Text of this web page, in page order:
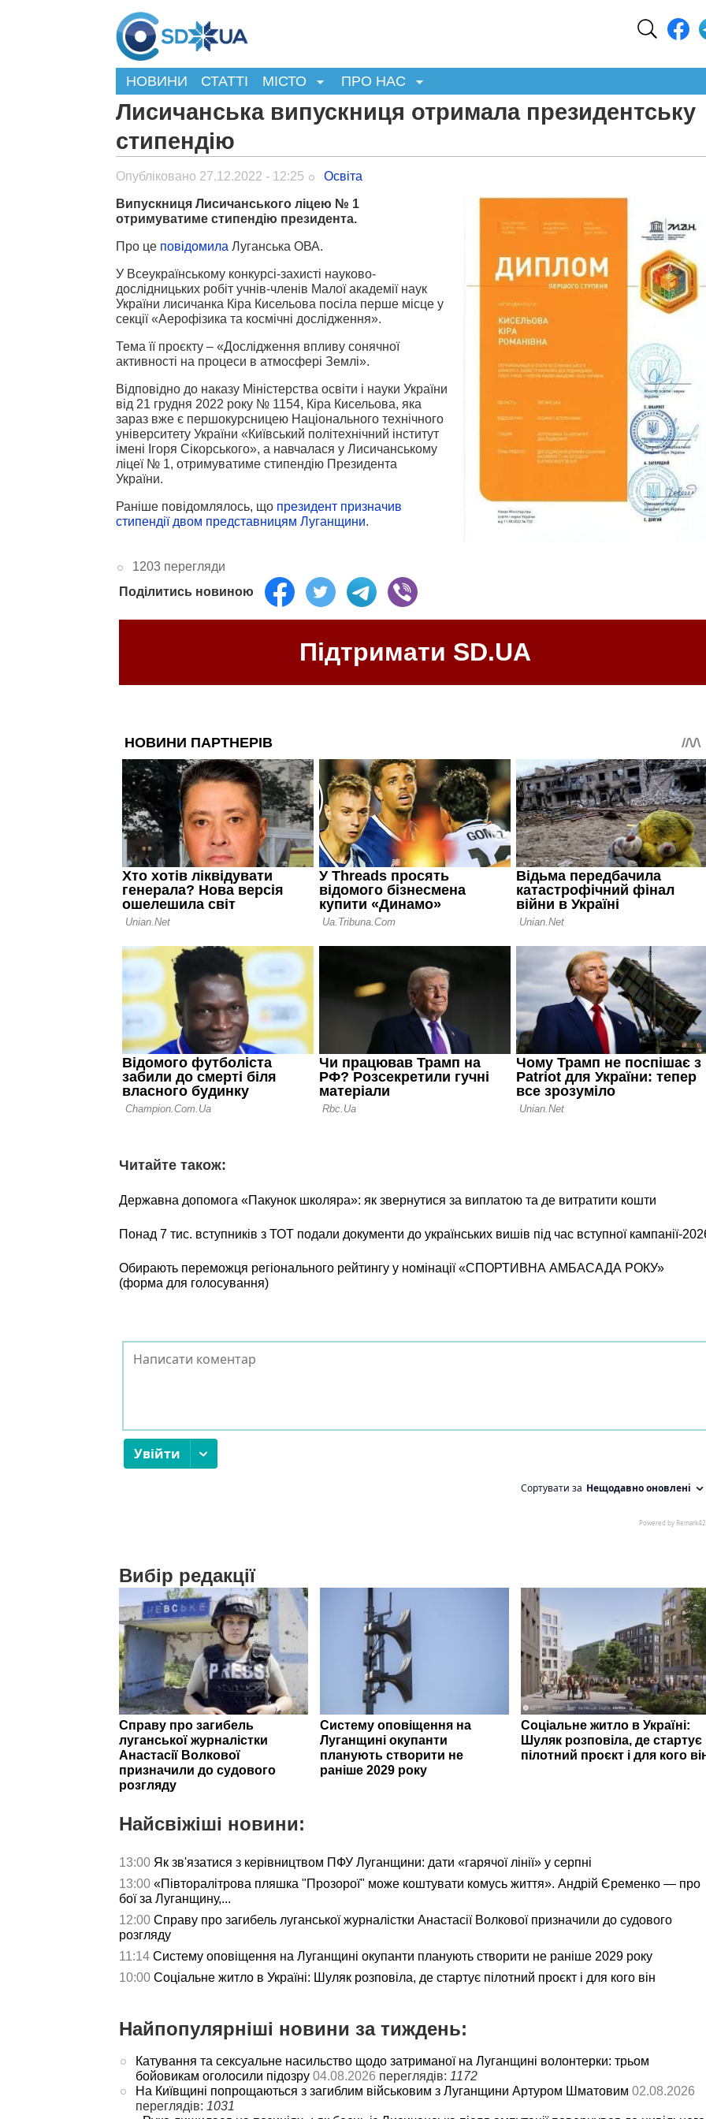
НОВИНИ СТАТТІ МІСТО ПРО НАС
Лисичанська випускниця отримала президентську
стипендію
Опубліковано 27.12.2022 - 12:25 Освіта
Випускниця Лисичанського ліцею № 1
отримуватиме стипендію президента.
Про це повідомила Луганська ОВА.
У Всеукраїнському конкурсі-захисті науково-
дослідницьких робіт учнів-членів Малої академії наук
України лисичанка Кіра Кисельова посіла перше місце у
секції «Аерофізика та космічні дослідження».
Тема її проєкту – «Дослідження впливу сонячної
активності на процеси в атмосфері Землі».
Відповідно до наказу Міністерства освіти і науки України
від 21 грудня 2022 року № 1154, Кіра Кисельова, яка
зараз вже є першокурсницею Національного технічного
університету України «Київський політехнічний інститут
імені Ігоря Сікорського», а навчалася у Лисичанському
ліцеї № 1, отримуватиме стипендію Президента
України.
Раніше повідомлялось, що президент призначив
стипендії двом представницям Луганщини.
1203 перегляди
Поділитись новиною
Підтримати SD.UA
Читайте також:
Державна допомога «Пакунок школяра»: як звернутися за виплатою та де витратити кошти
Понад 7 тис. вступників з ТОТ подали документи до українських вишів під час вступної кампанії-
Обирають переможця регіонального рейтингу у номінації «СПОРТИВНА АМБАСАДА РОКУ»
(форма для голосування)
Вибір редакції
Справу про загибель
луганської журналістки
Анастасії Волкової
призначили до судового
розгляду
Систему оповіщення на
Луганщині окупанти
планують створити не
раніше 2029 року
Соціальне житло в Україні:
Шуляк розповіла, де стартує
пілотний проєкт і для кого
Найсвіжіші новини:
13:00 Як зв'язатися з керівництвом ПФУ Луганщини: дати «гарячої лінії» у серпні
13:00 «Півторалітрова пляшка "Прозорої" може коштувати комусь життя». Андрій Єременко — про
бої за Луганщину,...
12:00 Справу про загибель луганської журналістки Анастасії Волкової призначили до судового
розгляду
11:14 Систему оповіщення на Луганщині окупанти планують створити не раніше 2029 року
10:00 Соціальне житло в Україні: Шуляк розповіла, де стартує пілотний проєкт і для кого він
Найпопулярніші новини за тиждень:
Катування та сексуальне насильство щодо затриманої на Луганщині волонтерки: трьом
бойовикам оголосили підозру 04.08.2026 переглядів: 1172
На Київщині попрощаються з загиблим військовим з Луганщини Артуром Шматовим 02.08.2026
переглядів: 1031